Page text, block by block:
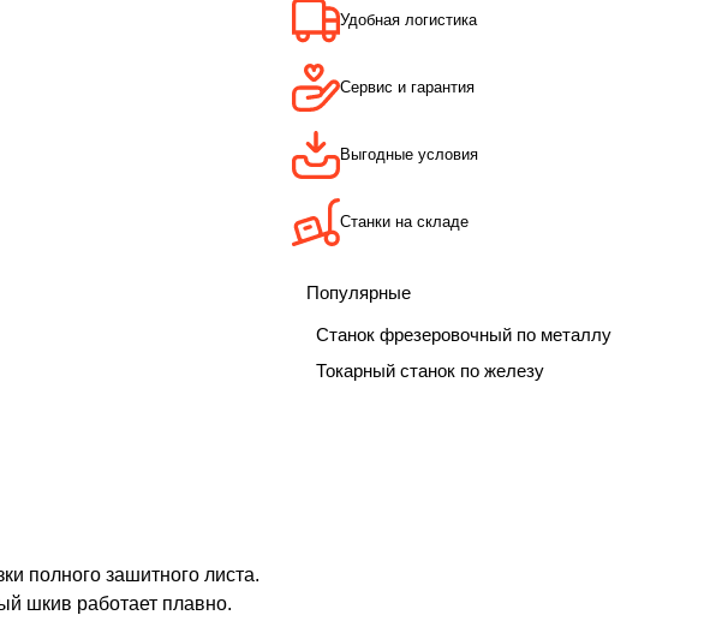
Удобная логистика
Сервис и гарантия
Выгодные условия
Станки на складе
Популярные
Станок фрезеровочный по металлу
Токарный станок по железу
полного зашитного листа.
шкив работает плавно.